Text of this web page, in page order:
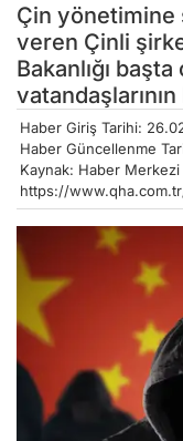
Çin
veren Çinli
Bakanlığı
Haber Giriş Tarihi:
Haber Güncellenme
Kaynak: Haber Merkezi
https://